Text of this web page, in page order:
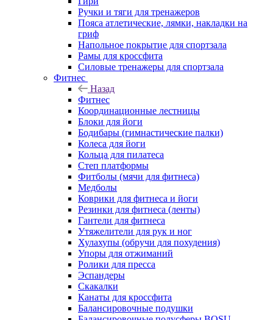
Ручки и тяги для тренажеров
Пояса атлетические, лямки, накладки на
гриф
Напольное покрытие для спортзала
Рамы для кроссфита
Силовые тренажеры для спортзала
Фитнес
Назад
Фитнес
Координационные лестницы
Блоки для йоги
Бодибары (гимнастические палки)
Колеса для йоги
Кольца для пилатеса
Степ платформы
Фитболы (мячи для фитнеса)
Медболы
Коврики для фитнеса и йоги
Резинки для фитнеса (ленты)
Гантели для фитнеса
Утяжелители для рук и ног
Хулахупы (обручи для похудения)
Упоры для отжиманий
Ролики для пресса
Эспандеры
Скакалки
Канаты для кроссфита
Балансировочные подушки